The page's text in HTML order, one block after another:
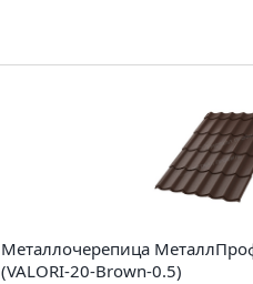
Металлочерепица
(VALORI-20-Brown-0.5)